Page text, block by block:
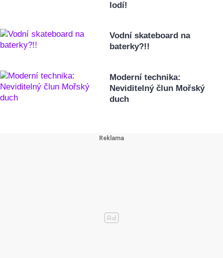
lodí!
Vodní skateboard na
baterky?!!
Moderní technika:
Neviditelný člun Mořský
duch